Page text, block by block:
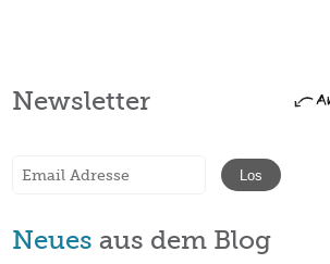
Newsletter
Neues aus dem Blog